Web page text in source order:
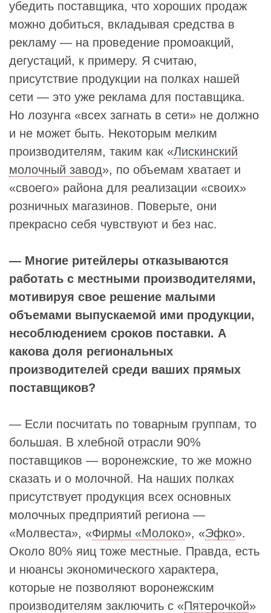
убедить поставщика, что хороших продаж
можно добиться, вкладывая средства в
рекламу — на проведение промоакций,
дегустаций, к примеру. Я считаю,
присутствие продукции на полках нашей
сети — это уже реклама для поставщика.
Но лозунга «всех загнать в сети» не должно
и не может быть. Некоторым мелким
производителям, таким как «Лискинский
молочный завод», по объемам хватает и
«своего» района для реализации «своих»
розничных магазинов. Поверьте, они
прекрасно себя чувствуют и без нас.
— Многие ритейлеры отказываются
работать с местными производителями,
мотивируя свое решение малыми
объемами выпускаемой ими продукции,
несоблюдением сроков поставки. А
какова доля региональных
производителей среди ваших прямых
поставщиков?
— Если посчитать по товарным группам, то
большая. В хлебной отрасли 90%
поставщиков — воронежские, то же можно
сказать и о молочной. На наших полках
присутствует продукция всех основных
молочных предприятий региона —
«Молвеста», «Фирмы «Молоко», «Эфко».
Около 80% яиц тоже местные. Правда, есть
и нюансы экономического характера,
которые не позволяют воронежским
производителям заключить с «Пятерочкой»